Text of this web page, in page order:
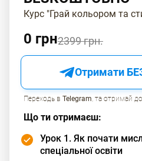
зона гри з ігровим апаратом
відпочинку з синім диваном,
зона зберігання з
стеля і торцеві стіни
кольором, щоб не
композиції.
Як оформлено
приміщення з
Курс "Грай кольором та
0 грн2399 грн.
Отримати
Переходь в Telegram, та отримай
Що ти отримаєш:
Урок 1. Як почати
спеціальної освіти